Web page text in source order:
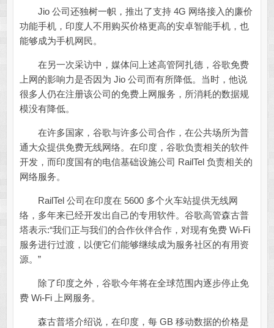
Jio 公司还独树一帜，推出了支持 4G 网络接入的廉价
功能手机，印度人不用购买价格更高的安卓智能手机，也
能够成为手机网民。
在另一次采访中，媒体问上述高管阿扎德，谷歌免费
上网的影响力是否因为 Jio 公司而有所降低。当时，他说
很多人仍在注册该公司的免费上网服务，所消耗的数据规
模没有降低。
在许多国家，谷歌与许多公司合作，在公共场所为普
通大众提供免费无线网络。在印度，谷歌负责相关的软件
开发，而印度国有的电信基础设施公司 RailTel 负责相关的
网络服务。
RailTel 公司在印度在 5600 多个火车站提供无线网
络，多年来已经开发出自己的专用软件。谷歌高管森古普
塔表示:“我们正与我们的合作伙伴合作，对现有免费 Wi-Fi
服务进行过渡，以便它们能够继续成为服务社区的有用资
源。”
除了印度之外，谷歌今年将在全球范围内逐步停止免
费 Wi-Fi 上网服务。
森古普塔介绍说，在印度，每 GB 移动数据的价格是